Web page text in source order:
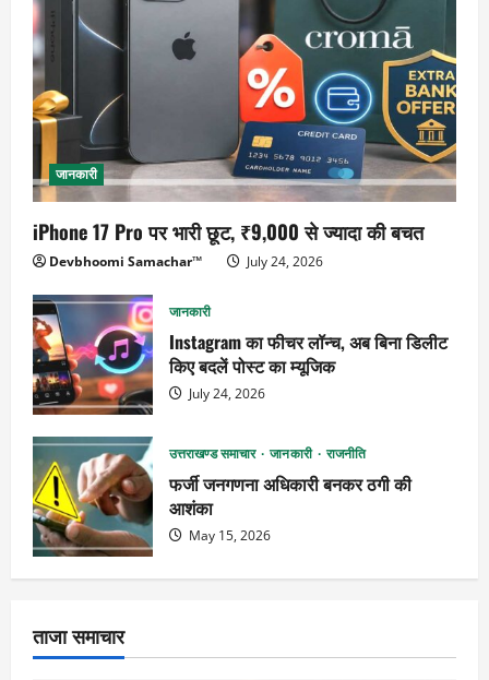
जानकारी
iPhone 17 Pro पर भारी छूट, ₹9,000 से ज्यादा की बचत
Devbhoomi Samachar™ July 24, 2026
जानकारी
Instagram का फीचर लॉन्च, अब बिना डिलीट
किए बदलें पोस्ट का म्यूजिक
July 24, 2026
उत्तराखण्ड समाचार जानकारी राजनीति
फर्जी जनगणना अधिकारी बनकर ठगी की
आशंका
May 15, 2026
ताजा समाचार